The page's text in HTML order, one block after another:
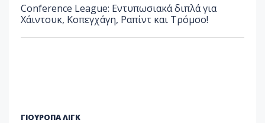
Conference League: Εντυπωσιακά διπλά για
Χάιντουκ, Κοπεγχάγη, Ραπίντ και Τρόμσο!
ΓΙΟΥΡΟΠΑ ΛΙΓΚ